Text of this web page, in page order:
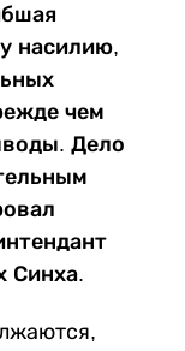
насилию,
чем
Дело
Синха.